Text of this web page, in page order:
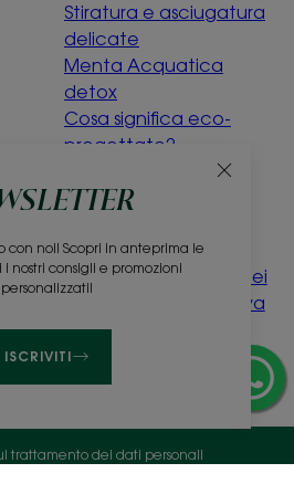
con noi! Scopri in anteprima le
nostri consigli e promozioni
personalizzati!
ISCRIVITI
Stiratura e asciugatura
delicate
Menta Acquatica
detox
Cosa significa eco-
progettato?
Chi siamo
Raccolta
differenziata
vendita
Raccolta
differenziata dei
campioni prova
trattamento dei dati personali